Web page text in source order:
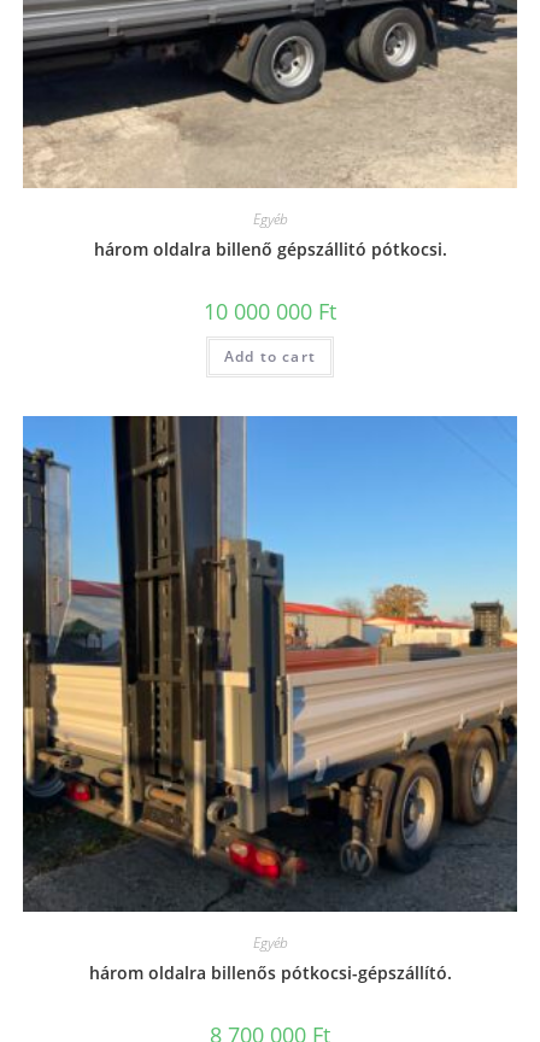
Egyéb
három oldalra billenő gépszállitó pótkocsi.
10 000 000 Ft
Add to cart
Egyéb
három oldalra billenős pótkocsi-gépszállító.
8 700 000 Ft